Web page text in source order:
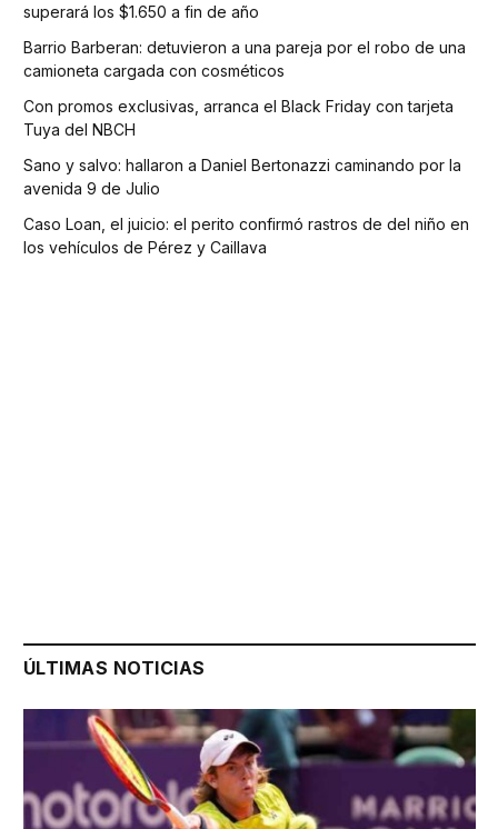
superará los $1.650 a fin de año
Barrio Barberan: detuvieron a una pareja por el robo de una
camioneta cargada con cosméticos
Con promos exclusivas, arranca el Black Friday con tarjeta
Tuya del NBCH
Sano y salvo: hallaron a Daniel Bertonazzi caminando por la
avenida 9 de Julio
Caso Loan, el juicio: el perito confirmó rastros de del niño en
los vehículos de Pérez y Caillava
ÚLTIMAS NOTICIAS